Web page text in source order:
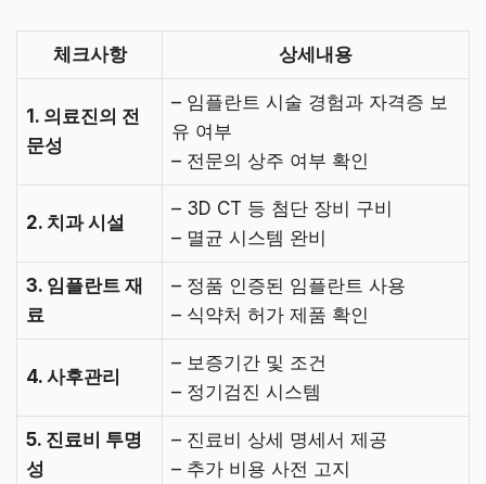
체크사항 상세내용
1. 의료진의 전
문성
– 임플란트 시술 경험과 자격증 보
유 여부
– 전문의 상주 여부 확인
2. 치과 시설
– 3D CT 등 첨단 장비 구비
– 멸균 시스템 완비
3. 임플란트 재
료
– 정품 인증된 임플란트 사용
– 식약처 허가 제품 확인
4. 사후관리
– 보증기간 및 조건
– 정기검진 시스템
5. 진료비 투명
성
– 진료비 상세 명세서 제공
– 추가 비용 사전 고지